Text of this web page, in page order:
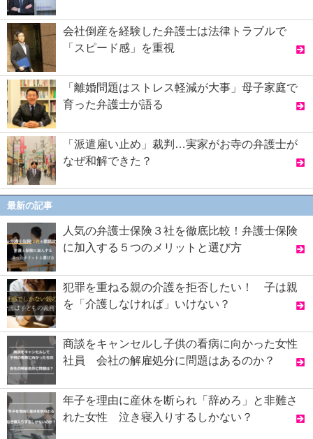
会社倒産を経験した弁護士は法律トラブルで
「スピード感」を重視
「離婚問題はストレス軽減が大事」母子家庭で
育った弁護士が語る
「派遣雇い止め」裁判…実家がお寺の弁護士が
なぜ和解できた？
最新の記事
人気の弁護士保険３社を徹底比較！弁護士保険
に加入する５つのメリットと選び方
犯罪を重ねる親の介護を拒否したい！ 子は親
を「介護しなければ」いけない？
商談をキャンセルし子供の看病に向かった女性
社員 会社の解雇処分に問題はあるのか？
年子を理由に産休を断られ「辞めろ」と非難さ
れた女性 泣き寝入りするしかない？